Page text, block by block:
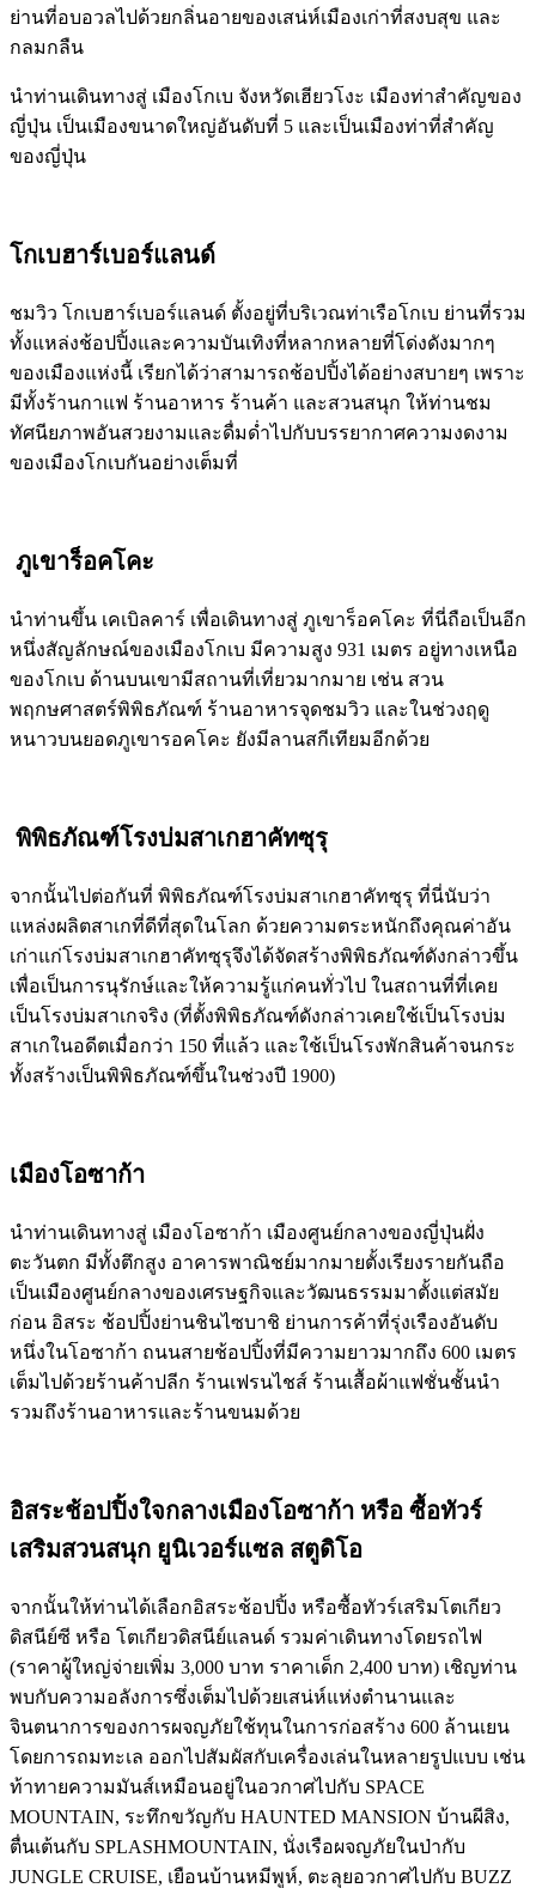
ย่านที่อบอวลไปด้วยกลิ่นอายของเสน่ห์เมืองเก่าที่สงบสุข และ
กลมกลืน
นำท่านเดินทางสู่ เมืองโกเบ จังหวัดเฮียวโงะ เมืองท่าสำคัญของ
ญี่ปุ่น เป็นเมืองขนาดใหญ่อันดับที่ 5 และเป็นเมืองท่าที่สำคัญ
ของญี่ปุ่น
โกเบฮาร์เบอร์แลนด์
ชมวิว โกเบฮาร์เบอร์แลนด์ ตั้งอยู่ที่บริเวณท่าเรือโกเบ ย่านที่รวม
ทั้งแหล่งช้อปปิ้งและความบันเทิงที่หลากหลายที่โด่งดังมากๆ
ของเมืองแห่งนี้ เรียกได้ว่าสามารถช้อปปิ้งได้อย่างสบายๆ เพราะ
มีทั้งร้านกาแฟ ร้านอาหาร ร้านค้า และสวนสนุก ให้ท่านชม
ทัศนียภาพอันสวยงามและดื่มด่ำไปกับบรรยากาศความงดงาม
ของเมืองโกเบกันอย่างเต็มที่
ภูเขาร็อคโคะ
นำท่านขึ้น เคเบิลคาร์ เพื่อเดินทางสู่ ภูเขาร็อคโคะ ที่นี่ถือเป็นอีก
หนึ่งสัญลักษณ์ของเมืองโกเบ มีความสูง 931 เมตร อยู่ทางเหนือ
ของโกเบ ด้านบนเขามีสถานที่เที่ยวมากมาย เช่น สวน
พฤกษศาสตร์พิพิธภัณฑ์ ร้านอาหารจุดชมวิว และในช่วงฤดู
หนาวบนยอดภูเขารอคโคะ ยังมีลานสกีเทียมอีกด้วย
พิพิธภัณฑ์โรงบ่มสาเกฮาคัทซุรุ
จากนั้นไปต่อกันที่ พิพิธภัณฑ์โรงบ่มสาเกฮาคัทซุรุ ที่นี่นับว่า
แหล่งผลิตสาเกที่ดีที่สุดในโลก ด้วยความตระหนักถึงคุณค่าอัน
เก่าแก่โรงบ่มสาเกฮาคัทซุรุจึงได้จัดสร้างพิพิธภัณฑ์ดังกล่าวขึ้น
เพื่อเป็นการนุรักษ์และให้ความรู้แก่คนทั่วไป ในสถานที่ที่เคย
เป็นโรงบ่มสาเกจริง (ที่ตั้งพิพิธภัณฑ์ดังกล่าวเคยใช้เป็นโรงบ่ม
สาเกในอดีตเมื่อกว่า 150 ที่แล้ว และใช้เป็นโรงพักสินค้าจนกระ
ทั้งสร้างเป็นพิพิธภัณฑ์ขึ้นในช่วงปี 1900)
เมืองโอซาก้า
นำท่านเดินทางสู่ เมืองโอซาก้า เมืองศูนย์กลางของญี่ปุ่นฝั่ง
ตะวันตก มีทั้งตึกสูง อาคารพาณิชย์มากมายตั้งเรียงรายกันถือ
เป็นเมืองศูนย์กลางของเศรษฐกิจและวัฒนธรรมมาตั้งแต่สมัย
ก่อน อิสระ ช้อปปิ้งย่านชินไซบาชิ ย่านการค้าที่รุ่งเรืองอันดับ
หนึ่งในโอซาก้า ถนนสายช้อปปิ้งที่มีความยาวมากถึง 600 เมตร
เต็มไปด้วยร้านค้าปลีก ร้านเฟรนไชส์ ร้านเสื้อผ้าแฟชั่นชั้นนำ
รวมถึงร้านอาหารและร้านขนมด้วย
อิสระช้อปปิ้งใจกลางเมืองโอซาก้า หรือ ซื้อทัวร์
เสริมสวนสนุก ยูนิเวอร์แซล สตูดิโอ
จากนั้นให้ท่านได้เลือกอิสระช้อปปิ้ง หรือซื้อทัวร์เสริมโตเกียว
ดิสนีย์ซี หรือ โตเกียวดิสนีย์แลนด์ รวมค่าเดินทางโดยรถไฟ
(ราคาผู้ใหญ่จ่ายเพิ่ม 3,000 บาท ราคาเด็ก 2,400 บาท) เชิญท่าน
พบกับความอลังการซึ่งเต็มไปด้วยเสน่ห์แห่งตำนานและ
จินตนาการของการผจญภัยใช้ทุนในการก่อสร้าง 600 ล้านเยน
โดยการถมทะเล ออกไปสัมผัสกับเครื่องเล่นในหลายรูปแบบ เช่น
ท้าทายความมันส์เหมือนอยู่ในอวกาศไปกับ SPACE
MOUNTAIN, ระทึกขวัญกับ HAUNTED MANSION บ้านผีสิง,
ตื่นเต้นกับ SPLASHMOUNTAIN, นั่งเรือผจญภัยในป่ากับ
JUNGLE CRUISE, เยือนบ้านหมีพูห์, ตะลุยอวกาศไปกับ BUZZ